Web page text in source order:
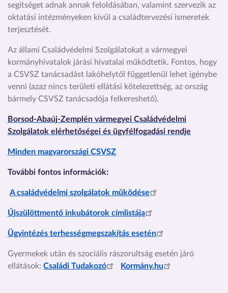
segítséget adnak annak feloldásában, valamint szervezik az
oktatási intézményeken kívül a családtervezési ismeretek
terjesztését.
Az állami Családvédelmi Szolgálatokat a vármegyei
kormányhivatalok járási hivatalai működtetik. Fontos, hogy
a CSVSZ tanácsadást lakóhelytől függetlenül lehet igénybe
venni (azaz nincs területi ellátási kötelezettség, az ország
bármely CSVSZ tanácsadója felkereshető).
Borsod-Abaúj-Zemplén vármegyei Családvédelmi
Szolgálatok elérhetőségei és ügyfélfogadási rendje
Minden magyarországi CSVSZ
További fontos információk:
A családvédelmi szolgálatok működése
Újszülöttmentő inkubátorok címlistája
Ügyintézés terhességmegszakítás esetén
Gyermekek után és szociális rászorultság esetén járó
ellátások: Családi Tudakozó Kormány.hu